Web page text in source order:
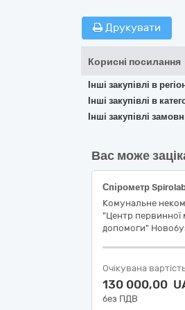
Друкувати
Корисні посилання
Інші закупівлі в
Інші закупівлі в
Інші закупівлі
Вас може
Комунальне
"Центр первинної
допомоги"
Очікувана
130 000,00
без ПДВ